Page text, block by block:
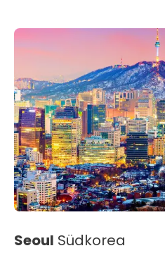
Seoul Südkorea